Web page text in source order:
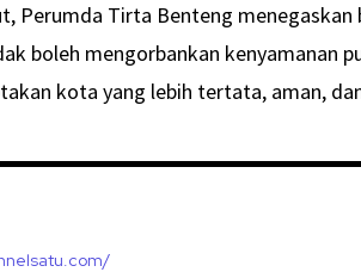
Perumda Tirta Benteng menegaskan
boleh mengorbankan kenyamanan
kota yang lebih tertata, aman,